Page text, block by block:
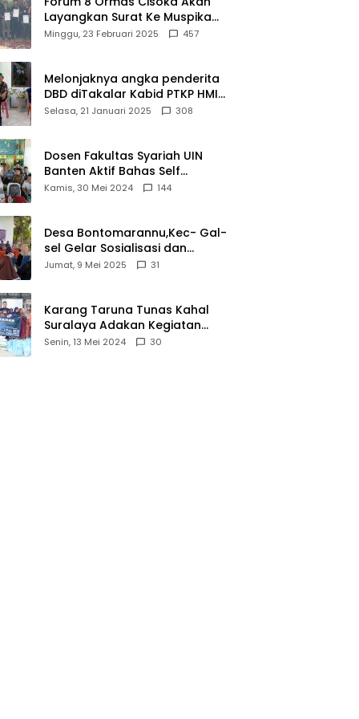
Layangkan Surat Ke Muspika
Atas Adanya Kantor Matel di
Minggu, 23 Februari 2025 457
Melonjaknya angka penderita
DBD diTakalar Kabid PTKP HMI
Cab.Takalar angkat bicara
Selasa, 21 Januari 2025 308
Dosen Fakultas Syariah UIN
Banten Aktif Bahas Self
Declare Halal dalam Forum
Kamis, 30 Mei 2024 144
Desa Bontomarannu,Kec- Gal-
sel Gelar Sosialisasi dan
Bimtek Pemutakhiran Data ID
Jumat, 9 Mei 2025 31
Karang Taruna Tunas Kahal
Suralaya Adakan Kegiatan
Bansos Terhadap Kaum
Senin, 13 Mei 2024 30